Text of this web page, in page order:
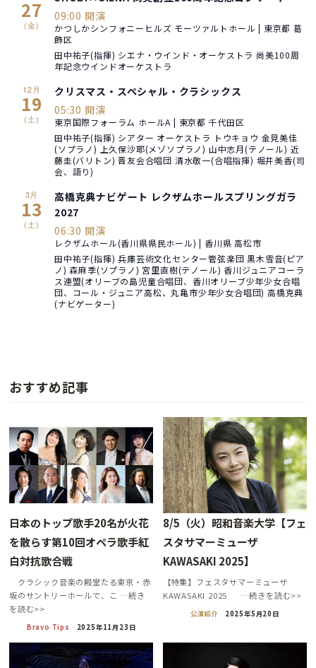
27
(金)
09:00 開演
かつしかシンフォニーヒルズ モーツァルトホール | 東京都 葛
飾区
田中祐子(指揮) シエナ・ウインド・オーケストラ 尚美100周
年記念ウインドオーケストラ
12月
19
(土)
クリスマス・スペシャル・クラシックス
05:30 開演
東京国際フォーラム ホールA | 東京都 千代田区
田中祐子(指揮) シアター オーケストラ トウキョウ 金見美佳
(ソプラノ) 上久保沙耶(メゾソプラノ) 山中志月(テノール) 近
藤圭(バリトン) 晋友会合唱団 清水敬一(合唱指揮) 堀井美香(司
会、語り)
3月
13
(土)
高橋克典ナビゲート レクザムホールスプリングガラ
2027
06:30 開演
レクザムホール(香川県県民ホール) | 香川県 高松市
田中祐子(指揮) 兵庫芸術文化センター管弦楽団 黒木雪音(ピア
ノ) 森麻季(ソプラノ) 宮里直樹(テノール) 香川ジュニアコーラ
ス連盟(オリーブの島児童合唱団、香川オリーブ少年少女合唱
団、コール・ジュニア高松、丸亀市少年少女合唱団) 高橋克典
(ナビゲーター)
おすすめ記事
日本のトップ歌手20名が火花
を散らす第10回オペラ歌手紅
白対抗歌合戦
クラシック音楽の殿堂たる東京・赤
坂のサントリーホールで、こ …続き
を読む>>
Bravo Tips 2025年11月23日
8/5（火）昭和音楽大学【フェ
スタサマーミューザ
KAWASAKI 2025】
【特集】フェスタサマーミューザ
KAWASAKI 2025 …続きを読む>>
公演紹介 2025年5月20日